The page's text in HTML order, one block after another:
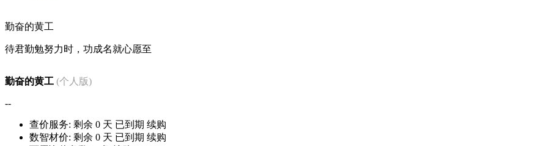
勤奋的黄工
待君勤勉努力时，功成名就心愿至
勤奋的黄工 (个人版)
--
查价服务: 剩余 0 天 已到期 续购
数智材价: 剩余 0 天 已到期 续购